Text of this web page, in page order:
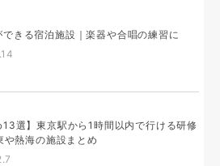
できる宿泊施設｜楽器や合唱の練習に
13選】東京駅から1時間以内で行ける研修
熱海の施設まとめ